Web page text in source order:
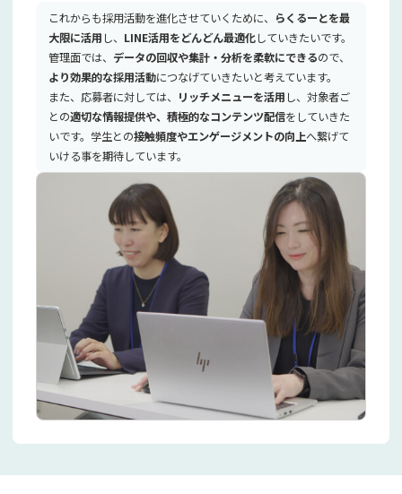
これからも採用活動を進化させていくために、 らくるーとを最
大限に活用 し、 LINE活用をどんどん最適化していきたいです。
管理面では、 データの回収や集計・分析を柔軟にできるので、
より効果的な採用活動につなげていきたいと考えています。
また、応募者に対しては、 リッチメニューを活用 し、対象者ご
との適切な情報提供や、積極的なコンテンツ配信をしていきた
いです。学生との接触頻度やエンゲージメントの向上へ繋げて
いける事を期待しています。